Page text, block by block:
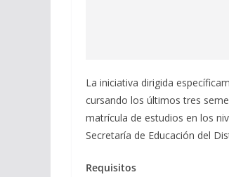
La iniciativa dirigida
cursando los últimos tres
matrícula de estudios en los
Secretaría de Educación del
Requisitos